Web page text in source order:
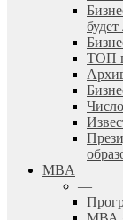
ТОП
MBA
—